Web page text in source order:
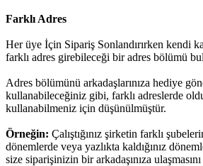
Farklı Adres
Her üye İçin Sipariş Sonlandırırken kendi
farklı adres girebileceği bir adres bölümü
Adres bölümünü arkadaşlarınıza hediye
kullanabileceğiniz gibi, farklı adreslerde
kullanabilmeniz için düşünülmüştür.
Örneğin: Çalıştığınız şirketin farklı
dönemlerde veya yazlıkta kaldığınız
size siparişinizin bir arkadaşınıza